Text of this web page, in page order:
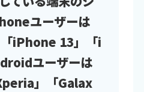
ユーザーは
「iPhone 13」「i
ユーザーは
」「Galax